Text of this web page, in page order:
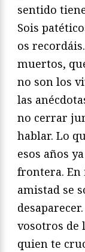
sentido
Sois
os
muertos,
no son los
las
no cerrar
hablar. Lo
esos años
frontera. En
amistad se
vosotros de
quien te